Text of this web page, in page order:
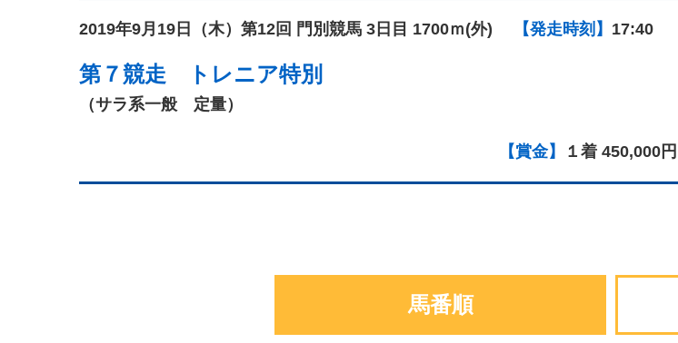
2019年9月19日（木） 第12回 門別競馬 3日目 1700ｍ(外) 【発走時刻】 17:40
第７競走 トレニア特別
（サラ系一般 定量）
【賞金】 １着 450,000円
馬番順